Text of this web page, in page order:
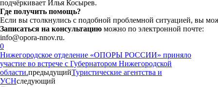
подчёркивает Илья Косырев.
Где получить помощь?
Если вы столкнулись с подобной проблемной ситуацией, вы
Записаться на консультацию можно по электронной почте:
info@opora-nnov.ru.
0
Нижегородское отделение «ОПОРЫ РОССИИ» приняло
участие во встрече с Губернатором Нижегородской
области.предыдущийТуристические агентства и
УСНследующий